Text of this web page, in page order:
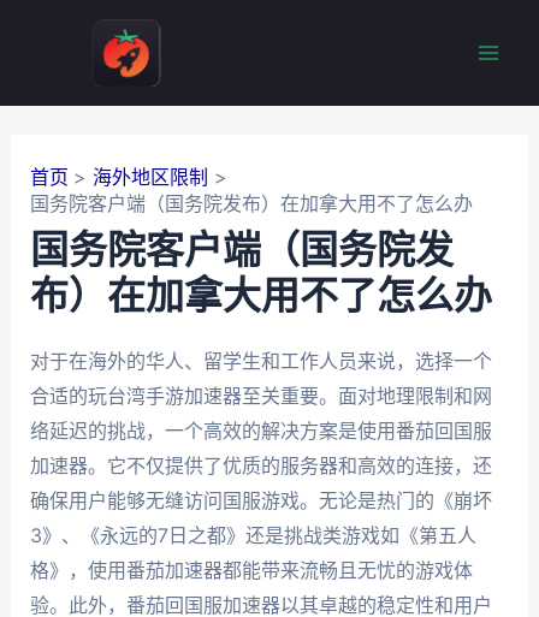
首页
海外地区限制
国务院客户端（国务院发布）在加拿大用不了怎么办
国务院客户端（国务院发
布）在加拿大用不了怎么办
对于在海外的华人、留学生和工作人员来说，选择一个
合适的玩台湾手游加速器至关重要。面对地理限制和网
络延迟的挑战，一个高效的解决方案是使用番茄回国服
加速器。它不仅提供了优质的服务器和高效的连接，还
确保用户能够无缝访问国服游戏。无论是热门的《崩坏
3》、《永远的7日之都》还是挑战类游戏如《第五人
格》，使用番茄加速器都能带来流畅且无忧的游戏体
验。此外，番茄回国服加速器以其卓越的稳定性和用户